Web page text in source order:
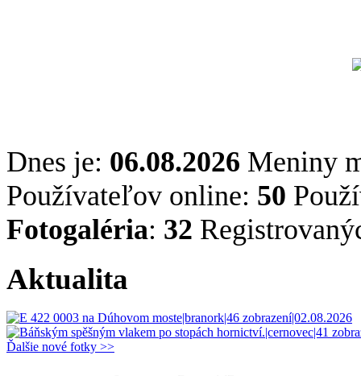
Dnes je: 06.08.2026 Meniny
Používateľov online: 50
Fotogaléria: 32
Aktualita
Ďalšie nové fotky >>